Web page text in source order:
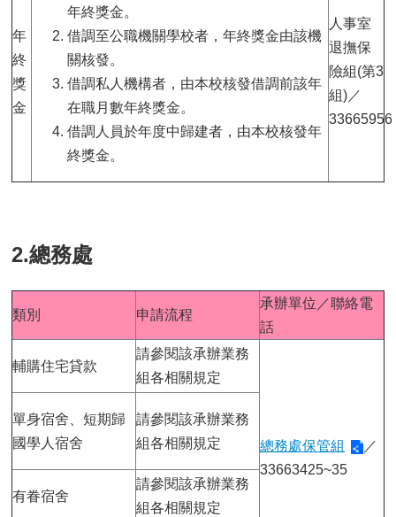
年
終
獎
金
年終獎金。
借調至公職機關學校者，年終獎金由該機
關核發。
借調私人機構者，由本校核發借調前該年
在職月數年終獎金。
借調人員於年度中歸建者，由本校核發年
終獎金。
人事室
退撫保
險組(第3
組)／
33665956
2.總務處
類別 申請流程
承辦單位／聯絡電
話
輔購住宅貸款
請參閱該承辦業務
組各相關規定
總務處保管組
／
33663425~35
單身宿舍、短期歸
國學人宿舍
請參閱該承辦業務
組各相關規定
有眷宿舍
請參閱該承辦業務
組各相關規定